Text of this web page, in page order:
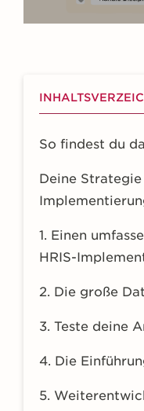
So findest du
Deine
1. Einen
HRIS-
2. Die große
3. Teste deine
4. Die
5.